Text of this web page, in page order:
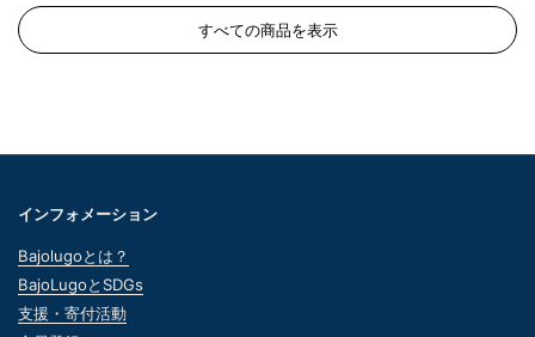
すべての商品を表示
インフォメーション
Bajolugoとは？
BajoLugoとSDGs
支援・寄付活動